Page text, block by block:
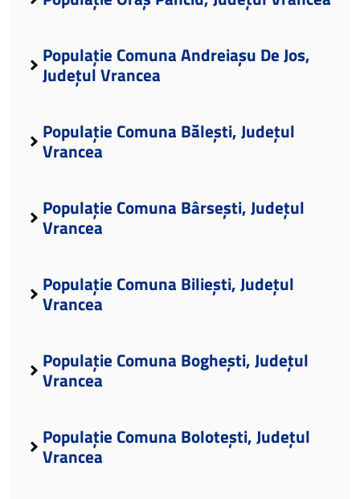
Populație Comuna Andreiașu De Jos,
Județul Vrancea
Populație Comuna Bălești, Județul
Vrancea
Populație Comuna Bârsești, Județul
Vrancea
Populație Comuna Biliești, Județul
Vrancea
Populație Comuna Boghești, Județul
Vrancea
Populație Comuna Bolotești, Județul
Vrancea